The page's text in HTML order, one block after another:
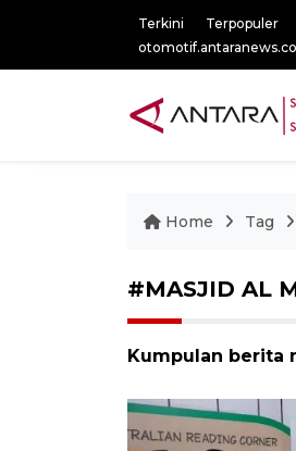
Terkini Terpopuler
Home Tag
#MASJID AL
Kumpulan berita